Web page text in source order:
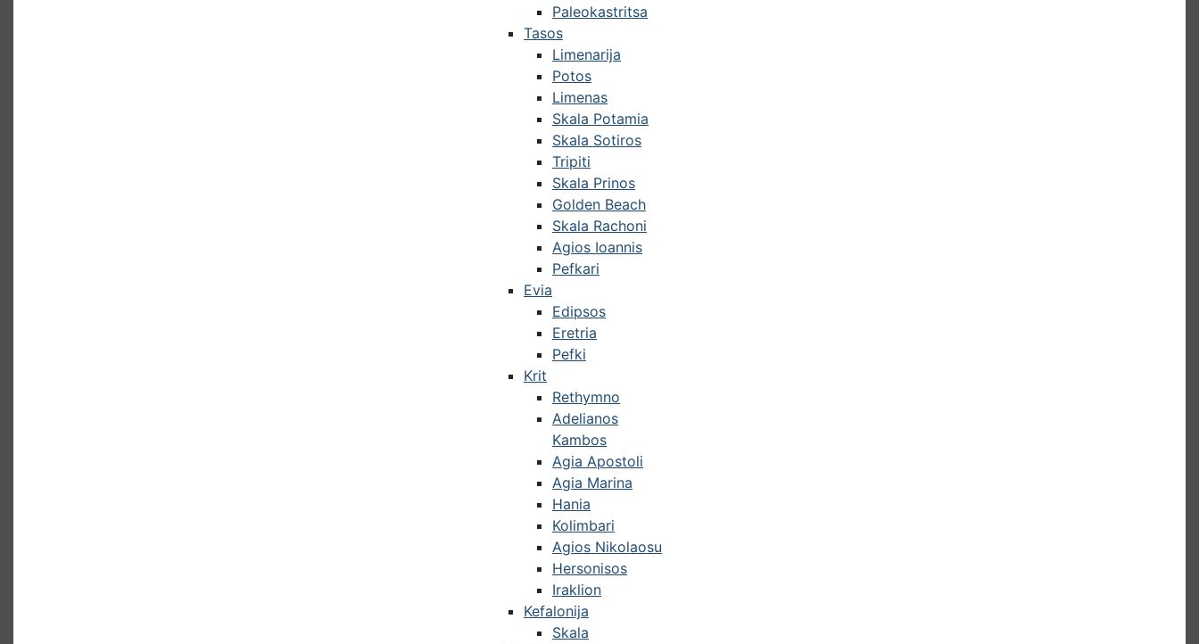
Paleokastritsa
Tasos
Limenarija
Potos
Limenas
Skala Potamia
Skala Sotiros
Tripiti
Skala Prinos
Golden Beach
Skala Rachoni
Agios Ioannis
Pefkari
Evia
Edipsos
Eretria
Pefki
Krit
Rethymno
Adelianos
Kambos
Agia Apostoli
Agia Marina
Hania
Kolimbari
Agios Nikolaosu
Hersonisos
Iraklion
Kefalonija
Skala